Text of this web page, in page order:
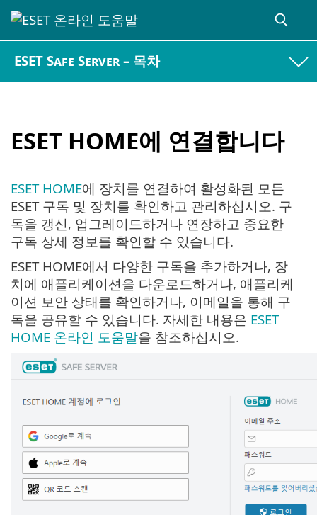
ESET Safe Server – 목차
ESET HOME에 연결합니다
ESET HOME에 장치를 연결하여 활성화된 모든
ESET 구독 및 장치를 확인하고 관리하십시오. 구
독을 갱신, 업그레이드하거나 연장하고 중요한
구독 상세 정보를 확인할 수 있습니다.
ESET HOME에서 다양한 구독을 추가하거나, 장
치에 애플리케이션을 다운로드하거나, 애플리케
이션 보안 상태를 확인하거나, 이메일을 통해 구
독을 공유할 수 있습니다. 자세한 내용은 ESET
HOME 온라인 도움말을 참조하십시오.